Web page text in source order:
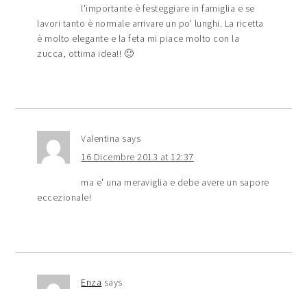
l'importante è festeggiare in famiglia e se
lavori tanto è normale arrivare un po' lunghi. La ricetta
è molto elegante e la feta mi piace molto con la
zucca, ottima idea!! 🙂
Valentina says
16 Dicembre 2013 at 12:37
ma e' una meraviglia e debe avere un sapore
eccezionale!
Enza says